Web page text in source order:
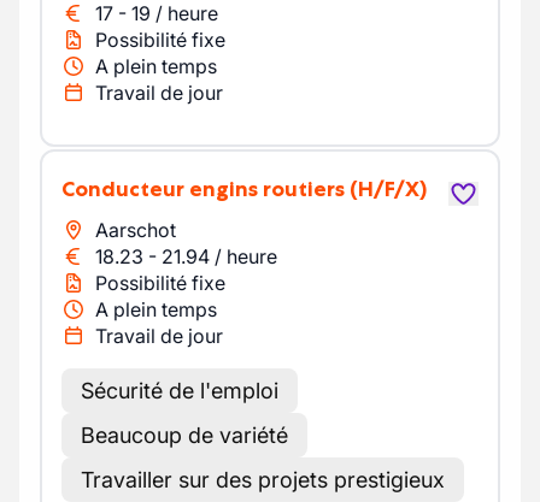
17 - 19 / heure
Possibilité fixe
A plein temps
Travail de jour
Conducteur engins routiers (H/F/X)
Aarschot
18.23 - 21.94 / heure
Possibilité fixe
A plein temps
Travail de jour
Sécurité de l'emploi
Beaucoup de variété
Travailler sur des projets prestigieux